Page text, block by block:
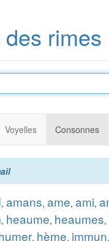
rimes
Voyelles Consonnes
, amans, ame, ami,
, heaume, heaumes,
, hème, immun,